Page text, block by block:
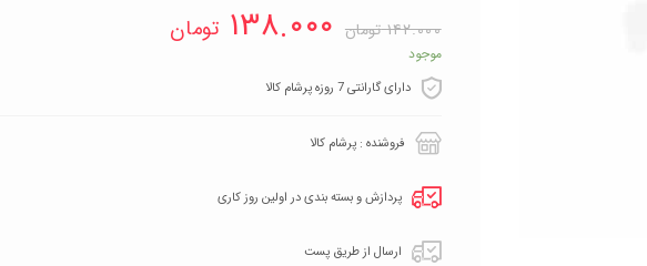
۱۴۲.۰۰۰ تومان ۱۳۸.۰۰۰ تومان
موجود
دارای گارانتی 7 روزه پرشام کالا
فروشنده : پرشام کالا
پردازش و بسته بندی در اولین روز کاری
ارسال از طریق پست